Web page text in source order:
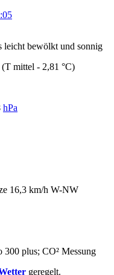
leicht bewölkt und sonnig
mittel - 2,81 °C)
hPa
16,3 km/h W-NW
plus; CO² Messung
geregelt.